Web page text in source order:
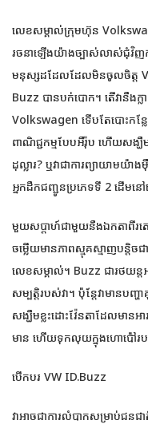
លេខសម្គាល់ក្រុមហ៊ុន
រចនាឡើងយ៉ាងច្បាស់លាស់ជុំវិញក
មនុស្ស​ដដែល​ដែល​មិន​ចូល​ចិត្ត
Buzz បានបក់បោក។ តើ​វា​នឹង​ក្
Volkswagen ទើបតែបោះកន្ល
ពាណិជ្ជកម្មបែបអឺរ៉ុប ហើយសង្ឃឹ
ដុល្លារ? ឬវាជាការព្យាយាមយ៉
អ្នកដឹកជញ្ជូនប្រភេទទី 2 ដើមន
មួយសប្តាហ៍ជាមួយនឹងឯកតាពីរត
ចម្លើយមានភាពស្មុគស្មាញបន្តិ
លេខសម្គាល់។ Buzz ជា​រថយ
សម្បត្តិ​របស់​វា។ ប៉ុន្តែ​វា​មាន​បញ្
សង្ឃឹម​ខ្លះ​ដោះ​វ៉ែនតា​ដែល​មាន​
មាន ហើយ​ទុក​លុយ​ក្នុង​ហោប៉ៅ​រ
បើកបរ VW ID.Buzz
វាអាចជាការលំបាកសម្រាប់ជនជ